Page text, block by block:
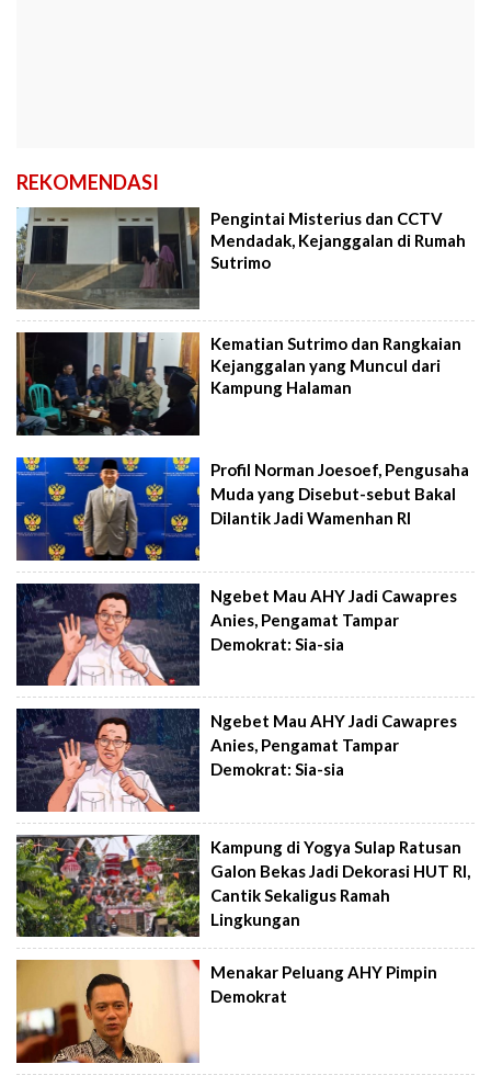
REKOMENDASI
Pengintai Misterius dan CCTV
Mendadak, Kejanggalan di Rumah
Sutrimo
Kematian Sutrimo dan Rangkaian
Kejanggalan yang Muncul dari
Kampung Halaman
Profil Norman Joesoef, Pengusaha
Muda yang Disebut-sebut Bakal
Dilantik Jadi Wamenhan RI
Ngebet Mau AHY Jadi Cawapres
Anies, Pengamat Tampar
Demokrat: Sia-sia
Ngebet Mau AHY Jadi Cawapres
Anies, Pengamat Tampar
Demokrat: Sia-sia
Kampung di Yogya Sulap Ratusan
Galon Bekas Jadi Dekorasi HUT RI,
Cantik Sekaligus Ramah
Lingkungan
Menakar Peluang AHY Pimpin
Demokrat